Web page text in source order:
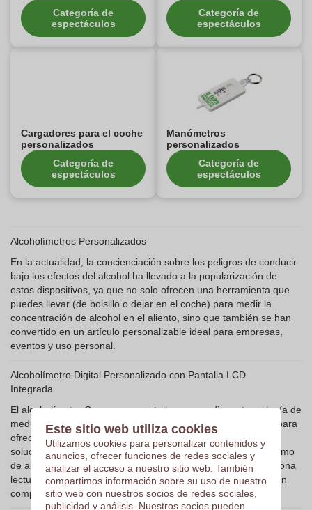
Categoría de
espectáculos
Categoría de
espectáculos
Cargadores para el coche
personalizados
Categoría de
espectáculos
Manómetros
personalizados
Categoría de
espectáculos
Alcoholímetros Personalizados
En la actualidad, la concienciación sobre los peligros de conducir
bajo los efectos del alcohol ha llevado a la popularización de
estos dispositivos, ya que no solo ofrecen una herramienta que
puedes llevar (de bolsillo o dejar en el coche) para medir la
concentración de alcohol en el aliento, sino que también se han
convertido en un artículo personalizable ideal para empresas,
eventos y uso personal.
Alcoholímetro Digital Personalizado con Pantalla LCD
Integrada
El alcoholímetro Gamp representa la vanguardia en tecnología de
medición de alcohol en el aliento. Este dispositivo, diseñado para
ofrecer precisión y facilidad de uso, se presenta como una
solución óptima para aquellos que buscan controlar su consumo
de alcohol de manera responsable. La pantalla LCD proporciona
lecturas claras y directas, permite interpretar los resultados sin
complicaciones.
Este sitio web utiliza cookies
Utilizamos cookies para personalizar contenidos y
anuncios, ofrecer funciones de redes sociales y
analizar el acceso a nuestro sitio web. También
compartimos información sobre su uso de nuestro
sitio web con nuestros socios de redes sociales,
publicidad y análisis. Nuestros socios pueden